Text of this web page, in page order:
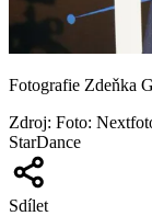
Fotografie Zdeňka
Zdroj: Foto:
StarDance
Sdílet